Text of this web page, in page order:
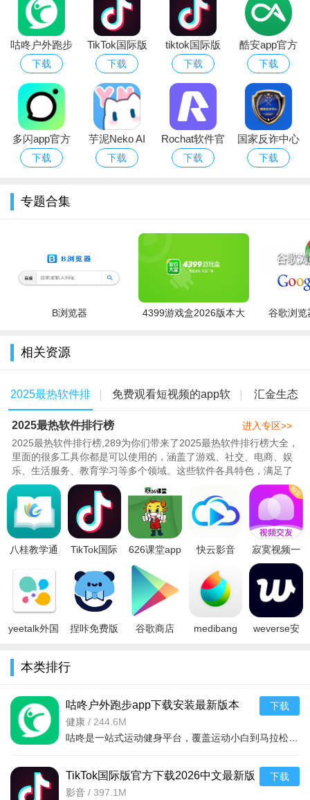
4、挑选并选中需要制作成视频的照片。
5、选择完成后，点击页面右上方的【生成照片电影】。
咕咚户外跑步
app下载安装
最新版本
下载
TikTok国际版
官方下载2026
中文最新版本
下载
tiktok国际版
官方下载2026
最新版
下载
酷安app官方
下载最新版本
下载
多闪app官方
下载安装最新
下载
芋泥Neko AI
聊天软件官方
下载
Rochat软件官
方正版免费下
下载
国家反诈中心
app免费下载
下载
专题合集
B浏览器
4399游戏盒2026版本大
谷歌浏览
相关资源
2025最热软件排
行榜
免费观看短视频的app软 汇金生态
app
2025最热软件排行榜
2025最热软件排行榜,289为你们带来了2025最热软件排行榜大全，
里面的很多工具你都是可以使用的，涵盖了游戏、社交、电商、娱
乐、生活服务、教育学习等多个领域。这些软件各具特色，满足了
人们的不同需求，成为人们生..
进入专区>>
八桂教学通
2024官方最
新版
v3.0.5.0最
TikTok国际
2026中文最
新版本v45.
626课堂app
下载最新版
本2024官方
版v2.1.0最
快云影音
载2024正版
最新版
v1.6.7最
寂寞视频一
对一视频相
见APP官方
版v2.4.1.0
最
yeetalk外国
最新版v2.
捏咔免费版
官方最新官
谷歌商店
medibang
weverse安
本类排行
咕咚户外跑步app下载安装最新版本
v10.73.1最新版
健康 / 244.6M
下载
TikTok国际版官方下载2026中文最新版
本v45.2.3最新官方安卓版
影音 / 397.1M
下载